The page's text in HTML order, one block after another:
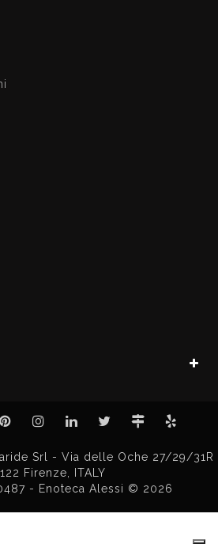
Srl - Via delle Oche 27/29/31R
Firenze, ITALY
- Enoteca Alessi © 2026